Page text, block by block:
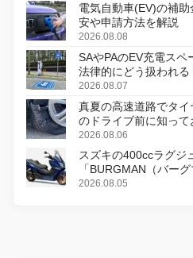
電気自動車(EV)の補
安や申請方法を解説
2026.08.08
SAやPAのEV充電スペ
法律的にどう扱われる
2026.08.07
真夏の高速道路でタ
のドライブ前に知っ
2026.08.06
スズキの400ccラグジ
「BURGMAN（バー
変更し、8月18日に発売
2026.08.05